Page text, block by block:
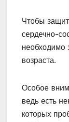
Чтобы
сердечно-
необходимо
возраста.
Особое
ведь есть
которых